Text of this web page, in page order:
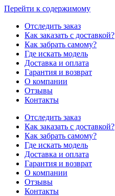
Перейти к содержимому
Отследить заказ
Как заказать с доставкой?
Как забрать самому?
Где искать модель
Доставка и оплата
Гарантия и возврат
О компании
Отзывы
Контакты
Отследить заказ
Как заказать с доставкой?
Как забрать самому?
Где искать модель
Доставка и оплата
Гарантия и возврат
О компании
Отзывы
Контакты